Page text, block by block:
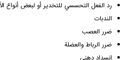
رد الفعل التحسسي للتخدير أو لبعض أنواع
الندبات
ضرر العصب
ضرر الرباط والعضلة